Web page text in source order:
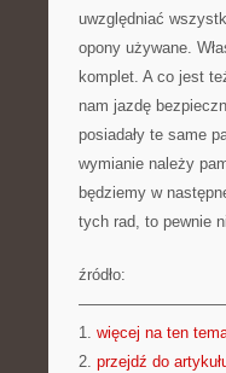
uwzględniać
opony używane.
komplet. A co jest
nam jazdę
posiadały te same
wymianie należy
będziemy w
tych rad, to pewnie
źródło:
1. więcej na ten
2. przejdź do